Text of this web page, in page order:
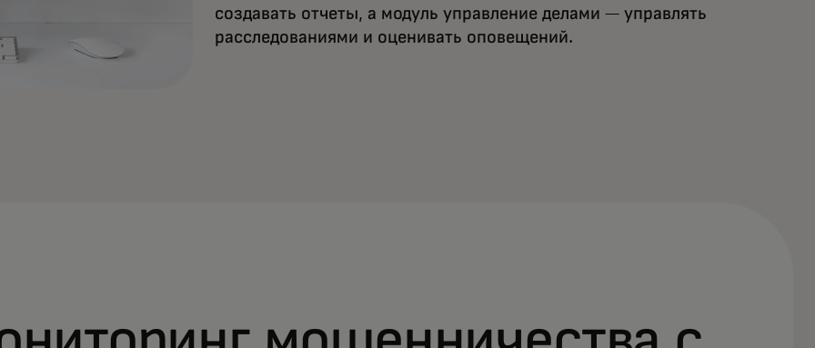
создавать отчеты, а модуль управление делами — управлять
расследованиями и оценивать оповещений.